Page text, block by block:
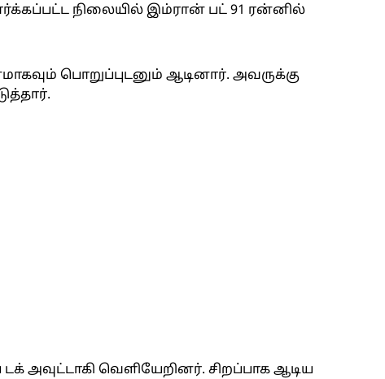
நிலையில் இம்ரான் பட் 91 ரன்னில்
பொறுப்புடனும் ஆடினார். அவருக்கு
அவுட்டாகி வெளியேறினர். சிறப்பாக ஆடிய